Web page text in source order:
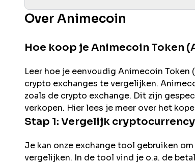
Over Animecoin
Hoe koop je Animecoin Token
Leer hoe je eenvoudig Animecoin Token (
crypto exchanges te vergelijken.
zoals de crypto exchange. Dit zijn
verkopen. Hier lees je meer over het
Stap 1: Vergelijk
Je kan onze exchange tool gebruiken
vergelijken. In de tool vind je o.a. de